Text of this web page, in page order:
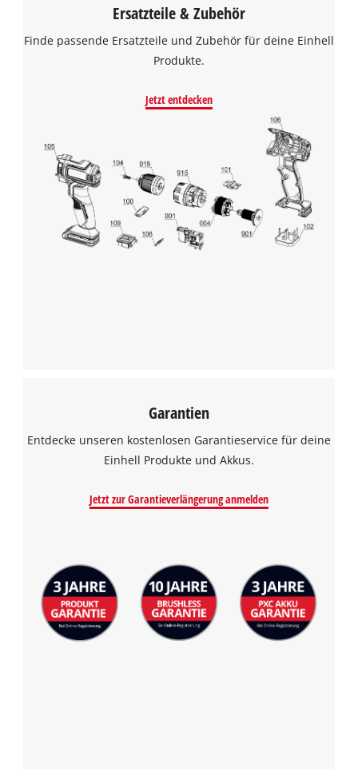
Ersatzteile & Zubehör
Finde passende Ersatzteile und Zubehör für deine Einhell
Produkte.
Jetzt entdecken
Garantien
Entdecke unseren kostenlosen Garantieservice für deine
Einhell Produkte und Akkus.
Jetzt zur Garantieverlängerung anmelden